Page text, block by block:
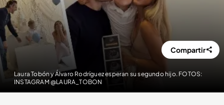
Laura Tobón y Álvaro Rodríguez esperan su segundo hijo. FOTOS:
INSTAGRAM @LAURA_TOBON
Compartir